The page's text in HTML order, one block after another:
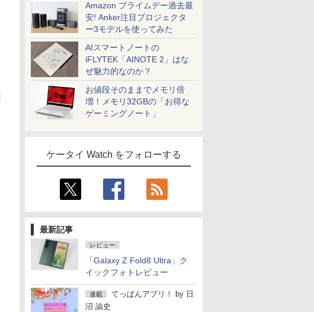
Amazon プライムデー過去最
安! Anker注目プロジェクタ
ー3モデルを使ってみた
AIスマートノートの
iFLYTEK「AINOTE 2」はな
ぜ魅力的なのか？
お値段そのままでメモリ倍
増！メモリ32GBの「お得な
ゲーミングノート」
ケータイ Watch をフォローする
最新記事
レビュー
「Galaxy Z Fold8 Ultra」ク
イックフォトレビュー
連載 てっぱんアプリ！ by 日
沼 諭史